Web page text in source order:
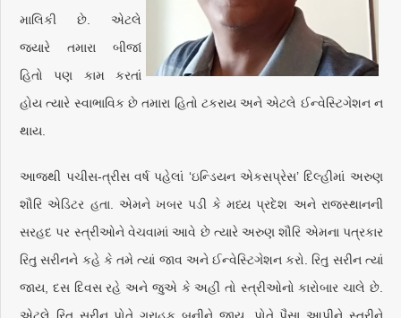
માલિકી છે. એટલે
જ્યારે તમારા બીજાં
હિતો પણ કામ કરતાં
હોય ત્યારે સ્વાભાવિક છે તમારા હિતો ટકરાય અને એટલે ઈન્વેસ્ટિગેશન ન
થાય.
આજથી પચીસ-ત્રીસ વર્ષ પહેલાં ‘ઇન્ડિયન એકસપ્રેસ’ દિલ્હીમાં અરુણ
શૌરિ એડિટર હતા. એમને ખબર પડી કે મધ્ય પ્રદેશ અને રાજસ્થાનની
સરહદ પર સ્ત્રીઓને વેચવામાં આવે છે ત્યારે અરુણ શૌરિ એમના પત્રકાર
રિતુ સરીનને કહે કે તમે ત્યાં જાવ અને ઈન્વેસ્ટિગેશન કરો. રિતુ સરીન ત્યાં
જાય, દસ દિવસ રહે અને જુએ કે અહીં તો સ્ત્રીઓનો કારોબાર ચાલે છે.